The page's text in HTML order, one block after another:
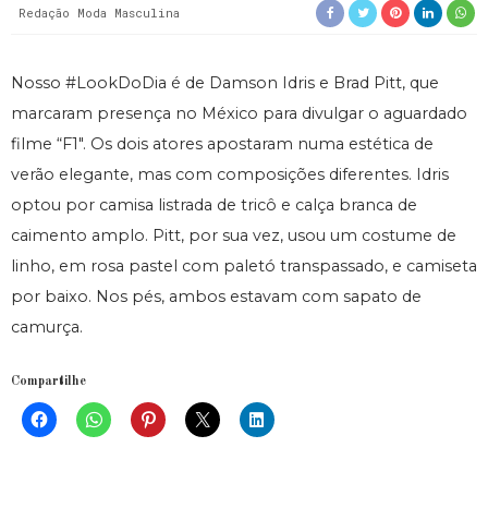
Redação Moda Masculina
Nosso #LookDoDia é de Damson Idris e Brad Pitt, que
marcaram presença no México para divulgar o aguardado
filme “F1″. Os dois atores apostaram numa estética de
verão elegante, mas com composições diferentes. Idris
optou por camisa listrada de tricô e calça branca de
caimento amplo. Pitt, por sua vez, usou um costume de
linho, em rosa pastel com paletó transpassado, e camiseta
por baixo. Nos pés, ambos estavam com sapato de
camurça.
Compartilhe